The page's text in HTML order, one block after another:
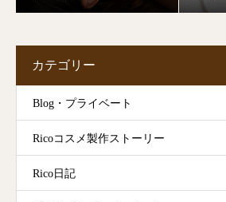
カテゴリー
Blog・プライベート
Ricoコスメ製作ストーリー
Rico日記